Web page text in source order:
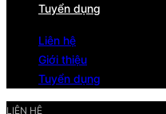
Tuyển dụng
Liên hệ
Giới thiệu
Tuyển dụng
LIÊN HỆ